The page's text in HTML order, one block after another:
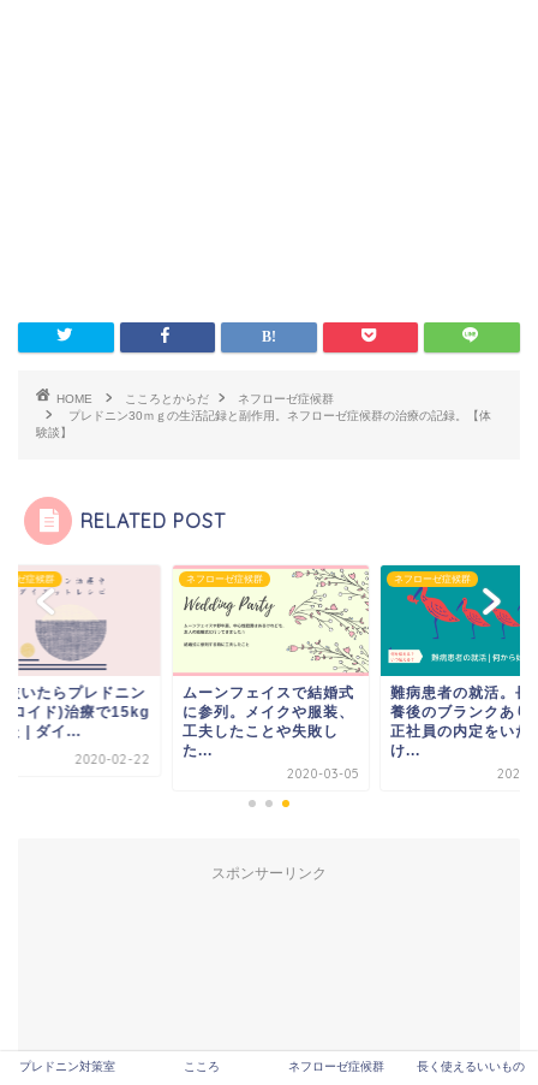
HOME こころとからだ
ネフローゼ症候群
プレドニン30ｍｇの生活記録と副作用。ネフローゼ症候群の治療の記録。【体
験談】
RELATED POST
ーゼ症候群
抜いたらプレドニン
ロイド)治療で15kg
た | ダイ...
2020-02-22
ネフローゼ症候群
ムーンフェイスで結婚式
に参列。メイクや服装、
工夫したことや失敗し
た...
2020-03-05
ネフローゼ症候群
難病患者の就活。長
養後のブランクあり
正社員の内定をいた
け...
2020-
スポンサーリンク
プレドニン対策室 こころ ネフローゼ症候群 長く使えるいいもの